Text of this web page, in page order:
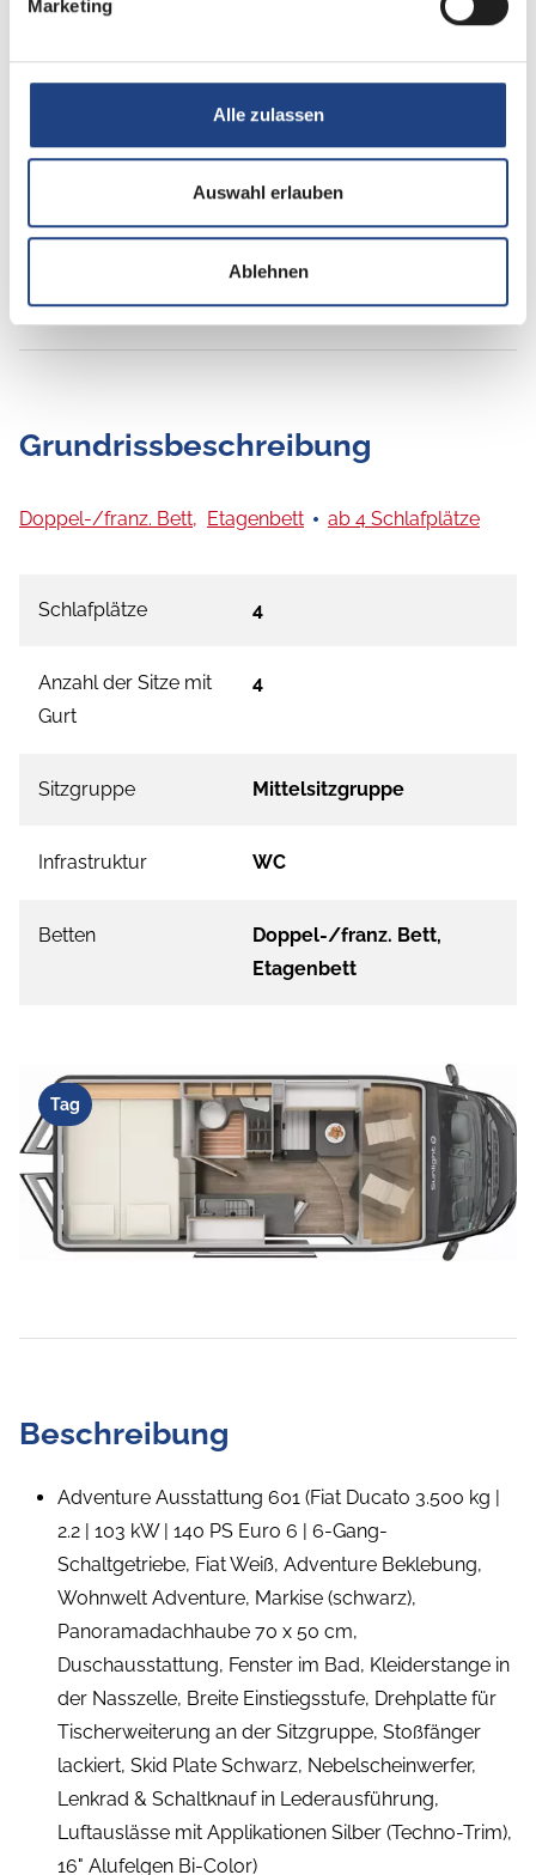
Marketing
Alle zulassen
Auswahl erlauben
Ablehnen
Internetrouter
Grundrissbeschreibung
Doppel-/franz. Bett, Etagenbett ab 4 Schlafplätze
Schlafplätze 4
Anzahl der Sitze mit
Gurt
4
Sitzgruppe Mittelsitzgruppe
Infrastruktur WC
Betten
Doppel-/franz. Bett,
Etagenbett
Tag
Beschreibung
Adventure Ausstattung 601 (Fiat Ducato 3.500 kg |
2.2 | 103 kW | 140 PS Euro 6 | 6-Gang-
Schaltgetriebe, Fiat Weiß, Adventure Beklebung,
Wohnwelt Adventure, Markise (schwarz),
Panoramadachhaube 70 x 50 cm,
Duschausstattung, Fenster im Bad, Kleiderstange in
der Nasszelle, Breite Einstiegsstufe, Drehplatte für
Tischerweiterung an der Sitzgruppe, Stoßfänger
lackiert, Skid Plate Schwarz, Nebelscheinwerfer,
Lenkrad & Schaltknauf in Lederausführung,
Luftauslässe mit Applikationen Silber (Techno-Trim),
16" Alufelgen Bi-Color)